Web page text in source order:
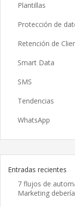
Plantillas
Protección de
Retención de
Smart Data
SMS
Tendencias
WhatsApp
Entradas recientes
7 flujos de
Marketing